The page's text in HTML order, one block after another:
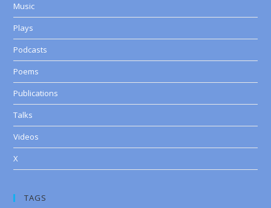
Music
Plays
Podcasts
Poems
Publications
Talks
Videos
X
TAGS